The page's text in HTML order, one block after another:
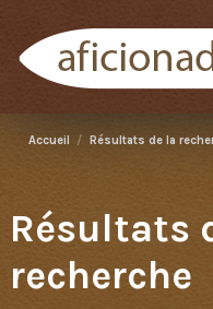
Accueil Résultats de la
Résultats
recherche